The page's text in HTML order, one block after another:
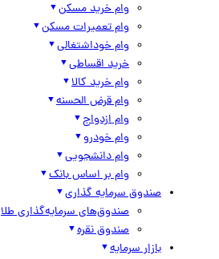
وام خرید مسکن
وام تعمیرات مسکن
وام خوداشتغالی
خرید اقساطی
وام خرید کالا
وام قرض الحسنه
وام ازدواج
وام خودرو
وام دانشجویی
وام بر اساس بانک
صندوق سرمایه گذاری
صندوق‌های سرمایه‌گذاری طلا
صندوق نقره
بازار سرمایه